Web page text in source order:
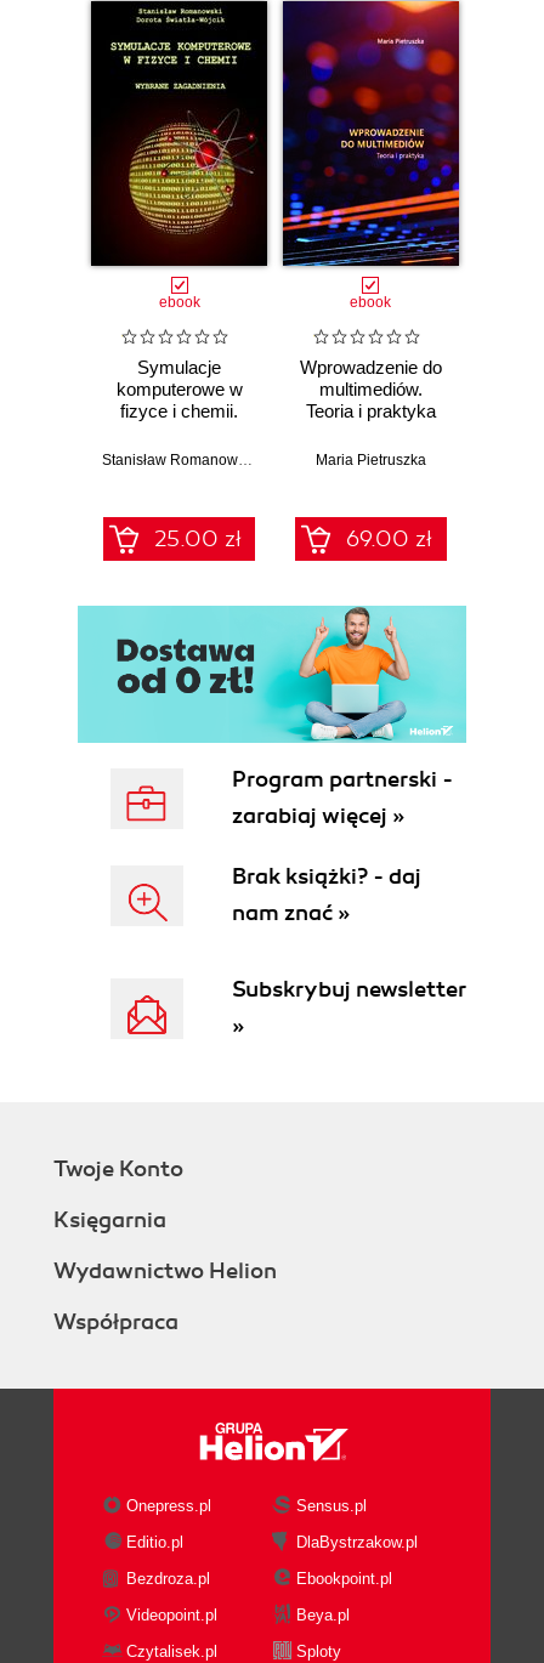
4.1. Wiadomości wstępne 4.2. Źrodła trojfazowe
4.3. Odbiorniki w układach trojfazowych 4.4.
Moc w układach trojfazowych 4.5. Układy
trojfazowe niskiego napięcia
ebook
Symulacje
komputerowe w
fizyce i chemii.
zagadnienia
Dorota Światła-Wójcik
25.00 zł
ebook
Wprowadzenie do
multimediów.
Teoria i praktyka
Maria Pietruszka
69.00 zł
Program partnerski -
zarabiaj więcej »
Brak książki? - daj
nam znać »
Subskrybuj newsletter
»
Twoje Konto
Księgarnia
Wydawnictwo Helion
Współpraca
Onepress.pl
Sensus.pl
Editio.pl
DlaBystrzakow.pl
Bezdroza.pl
Ebookpoint.pl
Videopoint.pl
Beya.pl
Czytalisek.pl
Sploty